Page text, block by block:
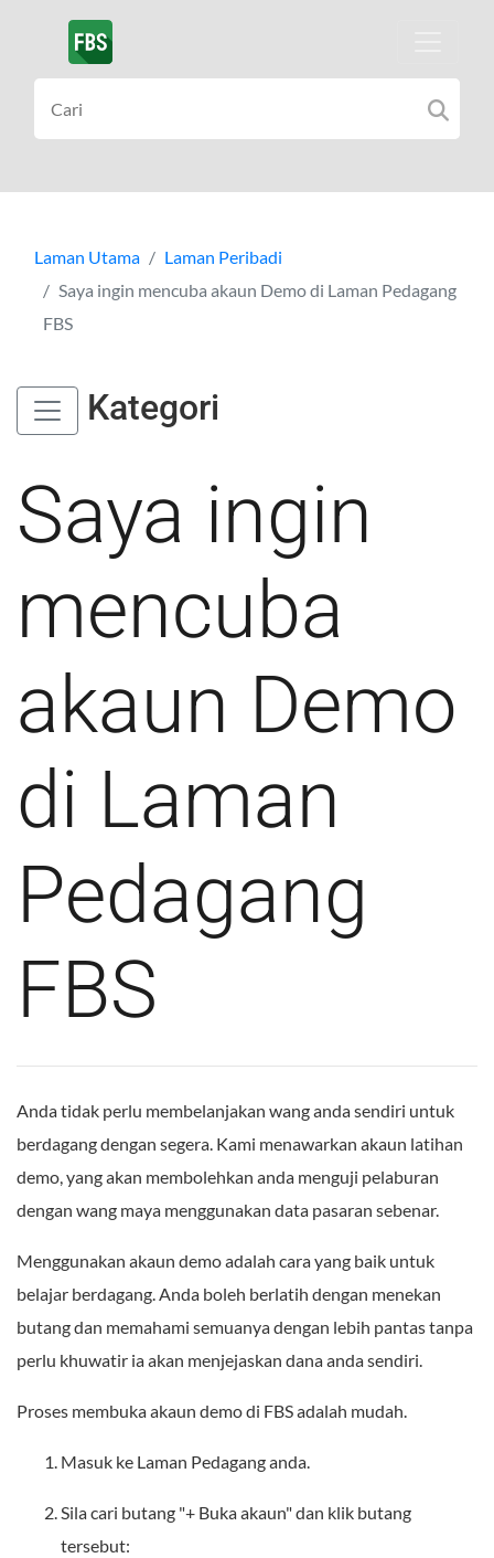
Laman Utama
Laman Peribadi
Saya ingin mencuba akaun Demo di Laman Pedagang
FBS
Kategori
Saya ingin
mencuba
akaun Demo
di Laman
Pedagang
FBS
Anda tidak perlu membelanjakan wang anda sendiri untuk
berdagang dengan segera. Kami menawarkan akaun latihan
demo, yang akan membolehkan anda menguji pelaburan
dengan wang maya menggunakan data pasaran sebenar.
Menggunakan akaun demo adalah cara yang baik untuk
belajar berdagang. Anda boleh berlatih dengan menekan
butang dan memahami semuanya dengan lebih pantas tanpa
perlu khuwatir ia akan menjejaskan dana anda sendiri.
Proses membuka akaun demo di FBS adalah mudah.
Masuk ke Laman Pedagang anda.
Sila cari butang "+ Buka akaun" dan klik butang
tersebut: